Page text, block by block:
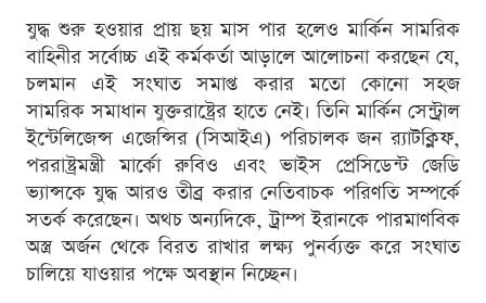
যুদ্ধ শুরু হওয়ার প্রায় ছয় মাস পার হলেও মার্কিন সামরিক
বাহিনীর সর্বোচ্চ এই কর্মকর্তা আড়ালে আলোচনা করছেন যে,
চলমান এই সংঘাত সমাপ্ত করার মতো কোনো সহজ
সামরিক সমাধান যুক্তরাষ্ট্রের হাতে নেই। তিনি মার্কিন সেন্ট্রাল
ইন্টেলিজেন্স এজেন্সির (সিআইএ) পরিচালক জন র‍্যাটক্লিফ,
পররাষ্ট্রমন্ত্রী মার্কো রুবিও এবং ভাইস প্রেসিডেন্ট জেডি
ভ্যান্সকে যুদ্ধ আরও তীব্র করার নেতিবাচক পরিণতি সম্পর্কে
সতর্ক করেছেন। অথচ অন্যদিকে, ট্রাম্প ইরানকে পারমাণবিক
অস্ত্র অর্জন থেকে বিরত রাখার লক্ষ্য পুনর্ব্যক্ত করে সংঘাত
চালিয়ে যাওয়ার পক্ষে অবস্থান নিচ্ছেন।